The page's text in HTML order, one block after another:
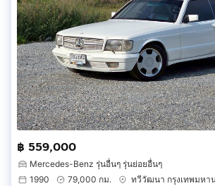
฿ 559,000
Mercedes-Benz รุ่นอื่นๆ รุ่นย่อยอื่นๆ
1990
79,000 กม.
ทวีวัฒนา กรุงเทพมหา